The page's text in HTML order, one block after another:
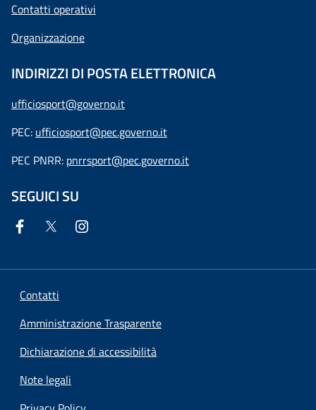
Contatti operativi
Organizzazione
INDIRIZZI DI POSTA ELETTRONICA
ufficiosport@governo.it
PEC: ufficiosport@pec.governo.it
PEC PNRR: pnrrsport@pec.governo.it
SEGUICI SU
Contatti
Amministrazione Trasparente
Dichiarazione di accessibilità
Note legali